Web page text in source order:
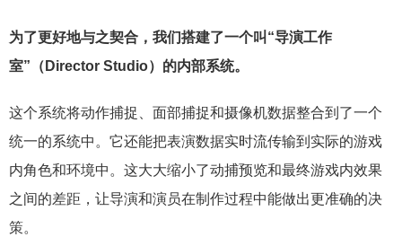
为了更好地与之契合，我们搭建了一个叫“导演工作
室”（Director Studio）的内部系统。
这个系统将动作捕捉、面部捕捉和摄像机数据整合到了一个
统一的系统中。它还能把表演数据实时流传输到实际的游戏
内角色和环境中。这大大缩小了动捕预览和最终游戏内效果
之间的差距，让导演和演员在制作过程中能做出更准确的决
策。